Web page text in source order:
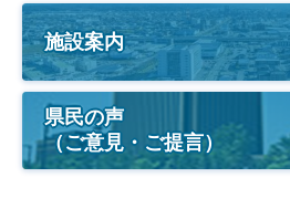
施設案内
県民の声
（ご意見・ご提言）